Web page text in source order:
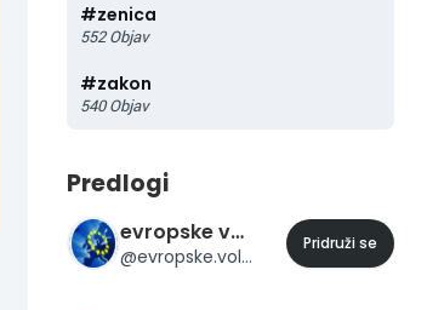
#zenica
552 Objav
#zakon
540 Objav
Predlogi
evropske volitve 2014
@evropske.volitve.2014
Pridruži se